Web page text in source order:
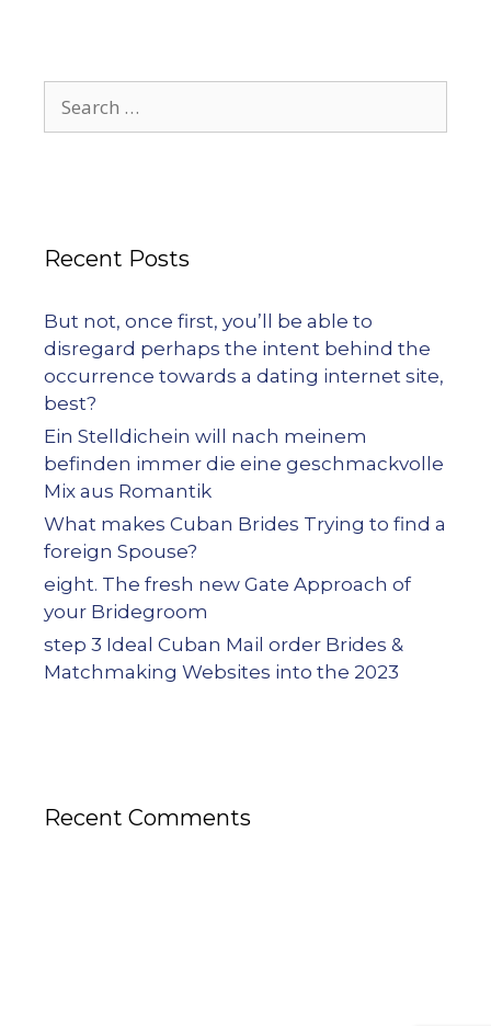
Recent Posts
But not, once first, you’ll be able to
disregard perhaps the intent behind the
occurrence towards a dating internet site,
best?
Ein Stelldichein will nach meinem
befinden immer die eine geschmackvolle
Mix aus Romantik
What makes Cuban Brides Trying to find a
foreign Spouse?
eight. The fresh new Gate Approach of
your Bridegroom
step 3 Ideal Cuban Mail order Brides &
Matchmaking Websites into the 2023
Recent Comments